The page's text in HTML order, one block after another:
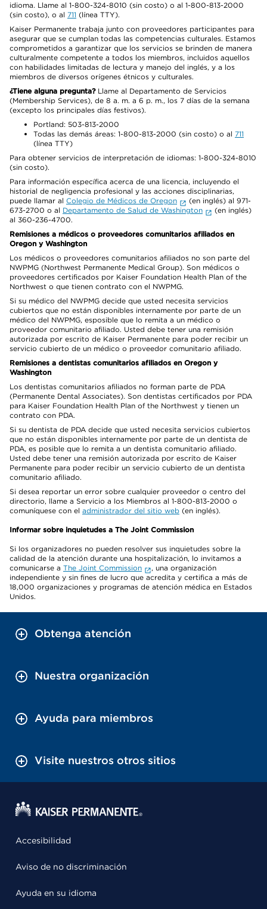
idioma. Llame al 1-800-324-8010 (sin costo) o al 1-800-813-2000
(sin costo), o al 711 (línea TTY).
Kaiser Permanente trabaja junto con proveedores participantes para
asegurar que se cumplan todas las competencias culturales. Estamos
comprometidos a garantizar que los servicios se brinden de manera
culturalmente competente a todos los miembros, incluidos aquellos
con habilidades limitadas de lectura y manejo del inglés, y a los
miembros de diversos orígenes étnicos y culturales.
¿Tiene alguna pregunta?Llame al Departamento de Servicios
(Membership Services), de 8 a. m. a 6 p. m., los 7 días de la semana
(excepto los principales días festivos).
Portland: 503-813-2000
Todas las demás áreas: 1-800-813-2000 (sin costo) o al 711
(línea TTY)
Para obtener servicios de interpretación de idiomas: 1-800-324-8010
(sin costo).
Para información específica acerca de una licencia, incluyendo el
historial de negligencia profesional y las acciones disciplinarias,
puede llamar al Colegio de Médicos de Oregon
(en inglés) al 971-
673-2700 o al Departamento de Salud de Washington
(en inglés)
al 360-236-4700.
Remisiones a médicos o proveedores comunitarios afiliados en
Oregon y Washington
Los médicos o proveedores comunitarios afiliados no son parte del
NWPMG (Northwest Permanente Medical Group). Son médicos o
proveedores certificados por Kaiser Foundation Health Plan of the
Northwest o que tienen contrato con el NWPMG.
Si su médico del NWPMG decide que usted necesita servicios
cubiertos que no están disponibles internamente por parte de un
médico del NWPMG, esposible que lo remita a un médico o
proveedor comunitario afiliado. Usted debe tener una remisión
autorizada por escrito de Kaiser Permanente para poder recibir un
servicio cubierto de un médico o proveedor comunitario afiliado.
Remisiones a dentistas comunitarios afiliados en Oregon y
Washington
Los dentistas comunitarios afiliados no forman parte de PDA
(Permanente Dental Associates). Son dentistas certificados por PDA
para Kaiser Foundation Health Plan of the Northwest y tienen un
contrato con PDA.
Si su dentista de PDA decide que usted necesita servicios cubiertos
que no están disponibles internamente por parte de un dentista de
PDA, es posible que lo remita a un dentista comunitario afiliado.
Usted debe tener una remisión autorizada por escrito de Kaiser
Permanente para poder recibir un servicio cubierto de un dentista
comunitario afiliado.
Si desea reportar un error sobre cualquier proveedor o centro del
directorio, llame a Servicio a los Miembros al 1-800-813-2000 o
comuníquese con el administrador del sitio web (en inglés).
Informar sobre inquietudes a The Joint Commission
Si los organizadores no pueden resolver sus inquietudes sobre la
calidad de la atención durante una hospitalización, lo invitamos a
comunicarse a The Joint Commission
, una organización
independiente y sin fines de lucro que acredita y certifica a más de
18,000 organizaciones y programas de atención médica en Estados
Unidos.
Obtenga atención
Nuestra organización
Ayuda para miembros
Visite nuestros otros sitios
Accesibilidad
Aviso de no discriminación
Ayuda en su idioma